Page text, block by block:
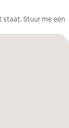
staat. Stuur me een